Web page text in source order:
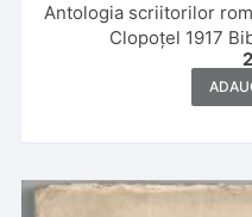
Antologia scriitorilor
Clopoțel 1917